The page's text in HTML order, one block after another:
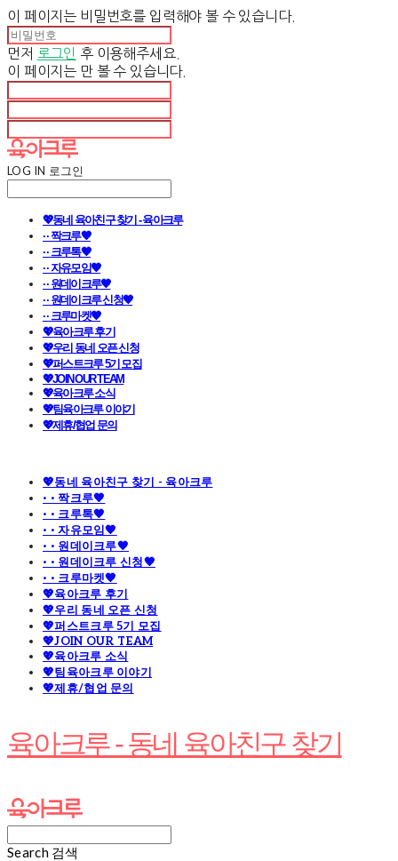
이 페이지는 비밀번호를 입력해야 볼 수 있습니다.
먼저 로그인 후 이용해주세요.
이 페이지는 만 볼 수 있습니다.
LOG IN 로그인
💖동네 육아친구 찾기 - 육아크루
· · 짝크루🧡
· · 크루톡🧡
· · 자유모임🧡
· · 원데이크루🧡
· · 원데이크루 신청🧡
· · 크루마켓🧡
💖육아크루 후기
💖우리 동네 오픈 신청
💖퍼스트크루 5기 모집
💖JOIN OUR TEAM
💖육아크루 소식
💖팀육아크루 이야기
💖제휴/협업 문의
💖동네 육아친구 찾기 - 육아크루
· · 짝크루🧡
· · 크루톡🧡
· · 자유모임🧡
· · 원데이크루🧡
· · 원데이크루 신청🧡
· · 크루마켓🧡
💖육아크루 후기
💖우리 동네 오픈 신청
💖퍼스트크루 5기 모집
💖JOIN OUR TEAM
💖육아크루 소식
💖팀육아크루 이야기
💖제휴/협업 문의
육아크루 - 동네 육아친구 찾기
Search 검색